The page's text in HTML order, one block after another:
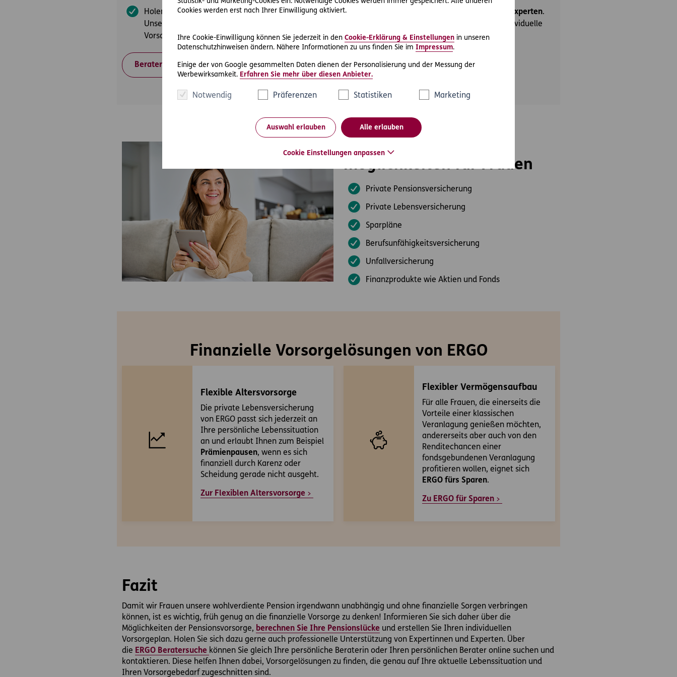
Cookies werden erst nach Ihrer Einwilligung aktiviert.
Ihre Cookie-Einwilligung können Sie jederzeit in den Cookie-Erklärung & Einstellungen in unseren
Datenschutzhinweisen ändern. Nähere Informationen zu uns finden Sie im Impressum.
Einige der von Google gesammelten Daten dienen der Personalisierung und der Messung der
Werbewirksamkeit. Erfahren Sie mehr über diesen Anbieter.
Notwendig Präferenzen Statistiken Marketing
Auswahl erlauben Alle erlauben
Cookie Einstellungen anpassen
Holen Sie sich bei der Planung Ihrer finanziellen Vorsorge gerne Unterstützung von Expertinnen oder Experten.
Unsere Beraterinnen und Berater helfen Ihnen gerne weiter und erarbeiten gemeinsam mit Ihnen individuelle
Vorsorgelösungen.
Berater finden
möglichkeiten für Frauen
Private Pensionsversicherung
Private Lebensversicherung
Sparpläne
Berufsunfähigkeitsversicherung
Unfallversicherung
Finanzprodukte wie Aktien und Fonds
Finanzielle Vorsorgelösungen von ERGO
Flexible Altersvorsorge
Die private Lebensversicherung
von ERGO passt sich jederzeit an
Ihre persönliche Lebenssituation
an und erlaubt Ihnen zum Beispiel
Prämienpausen, wenn es sich
finanziell durch Karenz oder
Scheidung gerade nicht ausgeht.
Zur Flexiblen Altersvorsorge
Flexibler Vermögensaufbau
Für alle Frauen, die einerseits die
Vorteile einer klassischen
Veranlagung genießen möchten,
andererseits aber auch von den
Renditechancen einer
fondsgebundenen Veranlagung
profitieren wollen, eignet sich
ERGO fürs Sparen.
Zu ERGO für Sparen
Fazit
Damit wir Frauen unsere wohlverdiente Pension irgendwann unabhängig und ohne finanzielle Sorgen verbringen
können, ist es wichtig, früh genug an die finanzielle Vorsorge zu denken! Informieren Sie sich daher über die
Möglichkeiten der Pensionsvorsorge, berechnen Sie Ihre Pensionslücke und erstellen Sie Ihren individuellen
Vorsorgeplan. Holen Sie sich dazu gerne auch professionelle Unterstützung von Expertinnen und Experten. Über
die ERGO Beratersuche können Sie gleich Ihre persönliche Beraterin oder Ihren persönlichen Berater online suchen und
kontaktieren. Diese helfen Ihnen dabei, Vorsorgelösungen zu finden, die genau auf Ihre aktuelle Lebenssituation und
Ihren Vorsorgebedarf zugeschnitten sind.